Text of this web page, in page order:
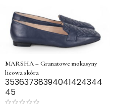
MARSHA – Granatowe mokasyny
licowa skóra
35363738394041424344
45